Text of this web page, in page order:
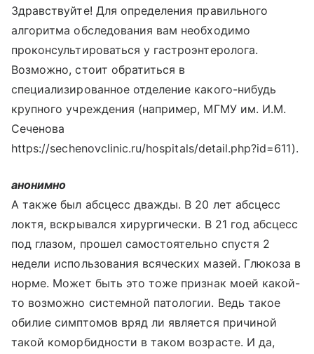
Здравствуйте! Для определения правильного
алгоритма обследования вам необходимо
проконсультироваться у гастроэнтеролога.
Возможно, стоит обратиться в
специализированное отделение какого-нибудь
крупного учреждения (например, МГМУ им. И.М.
Сеченова
https://sechenovclinic.ru/hospitals/detail.php?id=611).
анонимно
А также был абсцесс дважды. В 20 лет абсцесс
локтя, вскрывался хирургически. В 21 год абсцесс
под глазом, прошел самостоятельно спустя 2
недели использования всяческих мазей. Глюкоза в
норме. Может быть это тоже признак моей какой-
то возможно системной патологии. Ведь такое
обилие симптомов вряд ли является причиной
такой коморбидности в таком возрасте. И да,